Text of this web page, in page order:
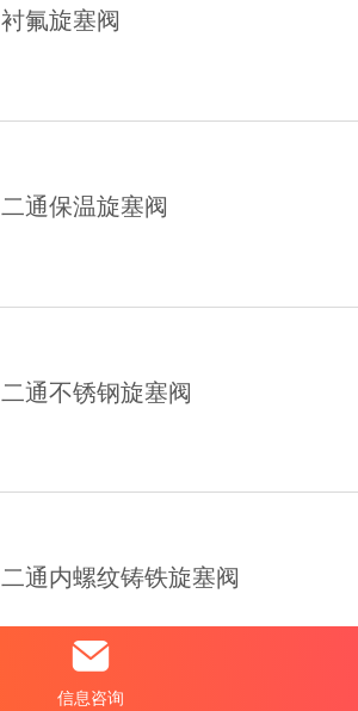
衬氟旋塞阀
二通保温旋塞阀
二通不锈钢旋塞阀
二通内螺纹铸铁旋塞阀
信息咨询